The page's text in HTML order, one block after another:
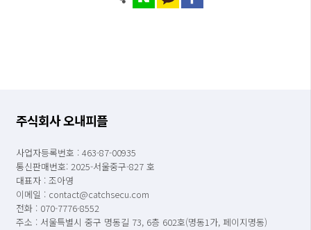
주식회사 오내피플
사업자등록번호 : 463-87-00935
통신판매번호: 2025-서울중구-827 호
대표자 : 조아영
이메일 : contact@catchsecu.com
전화 : 070-7776-8552
주소 : 서울특별시 중구 명동길 73, 6층 602호(명동1가, 페이지명동)